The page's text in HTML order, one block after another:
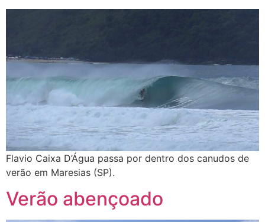
Flavio Caixa D’Água passa por dentro dos canudos de
verão em Maresias (SP).
Verão abençoado